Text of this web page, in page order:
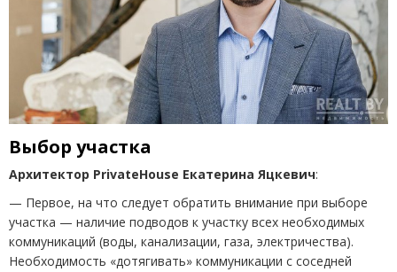
Выбор участка
Архитектор PrivateHouse Екатерина Яцкевич:
— Первое, на что следует обратить внимание при выборе
участка — наличие подводов к участку всех необходимых
коммуникаций (воды, канализации, газа, электричества).
Необходимость «дотягивать» коммуникации с соседней